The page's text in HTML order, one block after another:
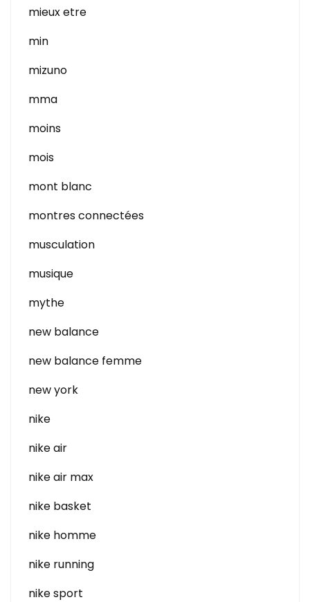
mieux etre
min
mizuno
mma
moins
mois
mont blanc
montres connectées
musculation
musique
mythe
new balance
new balance femme
new york
nike
nike air
nike air max
nike basket
nike homme
nike running
nike sport